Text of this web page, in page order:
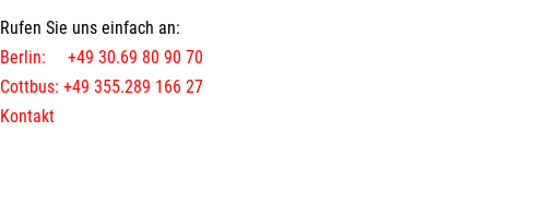
Rufen Sie uns einfach an:
Berlin: +49 30.69 80 90 70
Cottbus: +49 355.289 166 27
Kontakt